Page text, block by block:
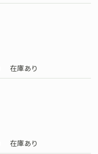
在庫あり
在庫あり